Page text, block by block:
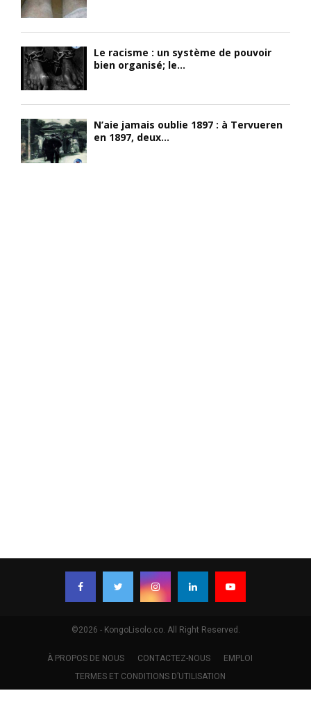
Le racisme : un système de pouvoir
bien organisé; le...
N’aie jamais oublie 1897 : à Tervueren
en 1897, deux...
©2026 - KongoLisolo.co. All Right Reserved.
À PROPOS DE NOUS CONTACTEZ-NOUS
EMPLOI
TERMES ET CONDITIONS D’UTILISATION